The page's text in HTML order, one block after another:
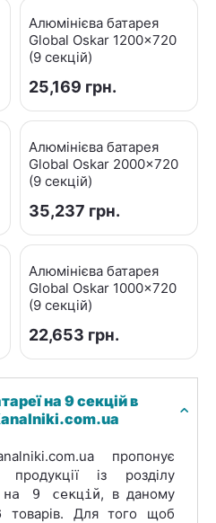
на 9 секцій в
пропонує
із розділу
на 9 секцій, в даному
товарів. Для того щоб
Алюмінієва батарея
Global Oskar 1200x720
(9 секцій)
25,169 грн.
Алюмінієва батарея
Global Oskar 2000x720
(9 секцій)
35,237 грн.
Алюмінієва батарея
Global Oskar 1000x720
(9 секцій)
22,653 грн.